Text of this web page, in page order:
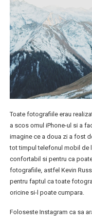
Toate fotografiile erau
a scos omul iPhone-ul si a
imagine ce a doua zi a fost
tot timpul telefonul mobil de
confortabil si pentru ca
fotografiile, astfel Kevin
pentru faptul ca toate
oricine si-l poate cumpara.
Foloseste Instagram ca sa